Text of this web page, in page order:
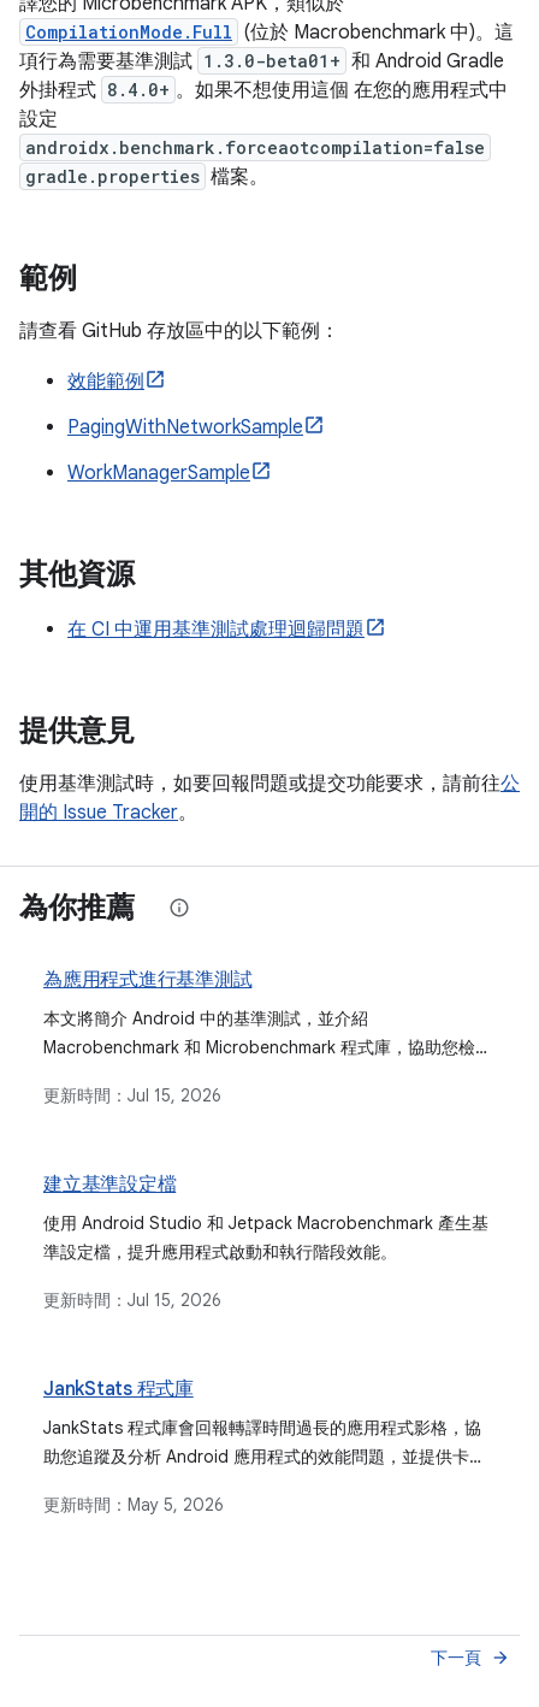
CompilationMode.Full (位於 Macrobenchmark 中)。這
項行為需要基準測試 1.3.0-beta01+ 和 Android Gradle
外掛程式 8.4.0+ 。如果不想使用這個 在您的應用程式中
設定
androidx.benchmark.forceaotcompilation=false
gradle.properties 檔案。
範例
請查看 GitHub 存放區中的以下範例：
效能範例
PagingWithNetworkSample
WorkManagerSample
其他資源
在 CI 中運用基準測試處理迴歸問題
提供意見
使用基準測試時，如要回報問題或提交功能要求，請前往公
開的 Issue Tracker。
為你推薦
為應用程式進行基準測試
本文將簡介 Android 中的基準測試，並介紹
Macrobenchmark 和 Microbenchmark 程式庫，協助您檢查
更新時間： Jul 15, 2026
建立基準設定檔
使用 Android Studio 和 Jetpack Macrobenchmark 產生基
準設定檔，提升應用程式啟動和執行階段效能。
更新時間： Jul 15, 2026
JankStats 程式庫
JankStats 程式庫會回報轉譯時間過長的應用程式影格，協
助您追蹤及分析 Android 應用程式的效能問題，並提供卡頓
更新時間： May 5, 2026
下一頁 arrow_forward